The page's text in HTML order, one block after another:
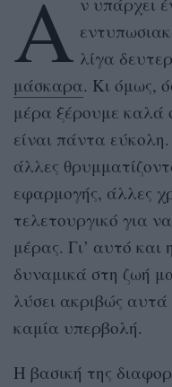
Α λίγα
μάσκαρα. Κι όμως,
μέρα ξέρουμε καλά
είναι πάντα
άλλες
εφαρμογής, άλλες
τελετουργικό για
μέρας. Γι’ αυτό και η
δυναμικά στη ζωή
λύσει ακριβώς
καμία υπερβολή.
Η βασική της